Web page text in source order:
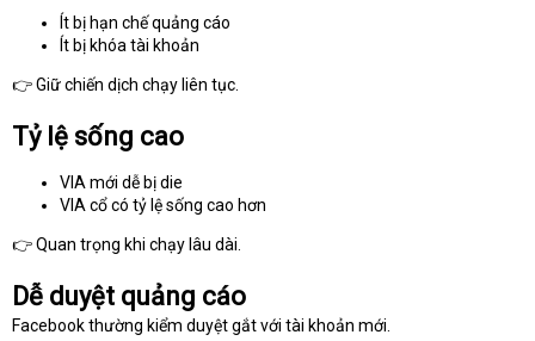
Ít bị hạn chế quảng cáo
Ít bị khóa tài khoản
👉 Giữ chiến dịch chạy liên tục.
Tỷ lệ sống cao
VIA mới dễ bị die
VIA cổ có tỷ lệ sống cao hơn
👉 Quan trọng khi chạy lâu dài.
Dễ duyệt quảng cáo
Facebook thường kiểm duyệt gắt với tài khoản mới.